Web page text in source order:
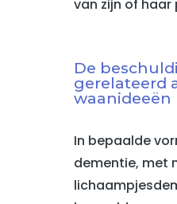
van zijn of
De
gerelateerd
waanideeën
In bepaalde
dementie, met